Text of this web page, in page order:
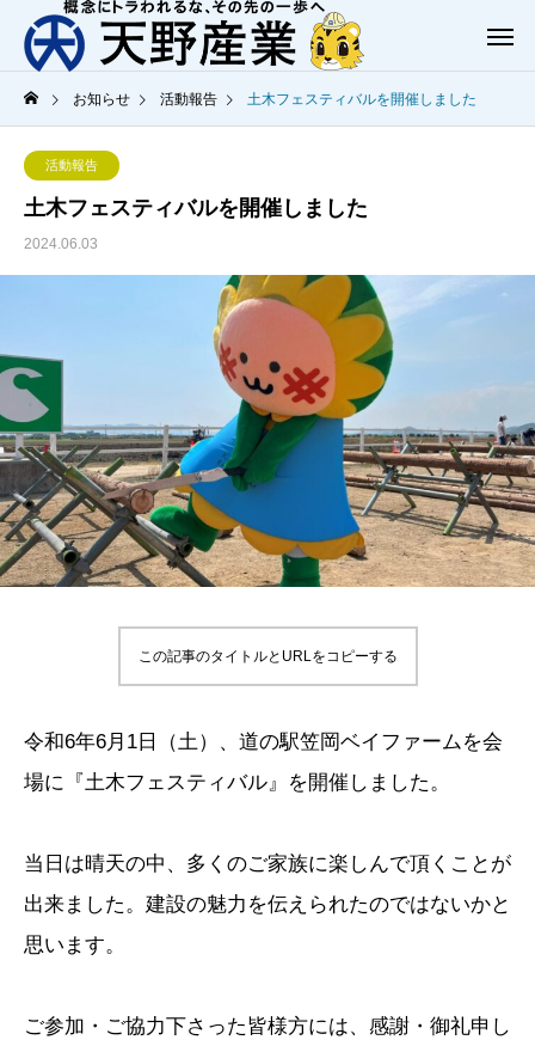
お知らせ 活動報告 土木フェスティバルを開催しました
活動報告
土木フェスティバルを開催しました
2024.06.03
この記事のタイトルとURLをコピーする
令和6年6月1日（土）、道の駅笠岡ベイファームを会
場に『土木フェスティバル』を開催しました。
当日は晴天の中、多くのご家族に楽しんで頂くことが
出来ました。建設の魅力を伝えられたのではないかと
思います。
ご参加・ご協力下さった皆様方には、感謝・御礼申し